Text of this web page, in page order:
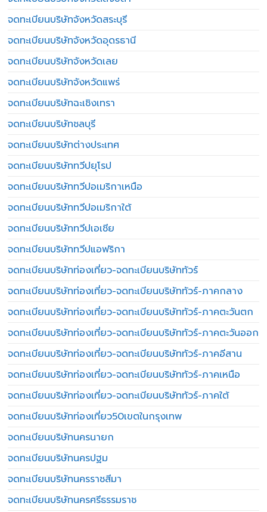
จดทะเบียนบริษัทจังหวัดสระบุรี
จดทะเบียนบริษัทจังหวัดอุดรธานี
จดทะเบียนบริษัทจังหวัดเลย
จดทะเบียนบริษัทจังหวัดแพร่
จดทะเบียนบริษัทฉะเชิงเทรา
จดทะเบียนบริษัทชลบุรี
จดทะเบียนบริษัทต่างประเทศ
จดทะเบียนบริษัททวีปยุโรป
จดทะเบียนบริษัททวีปอเมริกาเหนือ
จดทะเบียนบริษัททวีปอเมริกาใต้
จดทะเบียนบริษัททวีปเอเชีย
จดทะเบียนบริษัททวีปแอฟริกา
จดทะเบียนบริษัทท่องเที่ยว-จดทะเบียนบริษัททัวร์
จดทะเบียนบริษัทท่องเที่ยว-จดทะเบียนบริษัททัวร์-ภาคกลาง
จดทะเบียนบริษัทท่องเที่ยว-จดทะเบียนบริษัททัวร์-ภาคตะวันตก
จดทะเบียนบริษัทท่องเที่ยว-จดทะเบียนบริษัททัวร์-ภาคตะวันออก
จดทะเบียนบริษัทท่องเที่ยว-จดทะเบียนบริษัททัวร์-ภาคอีสาน
จดทะเบียนบริษัทท่องเที่ยว-จดทะเบียนบริษัททัวร์-ภาคเหนือ
จดทะเบียนบริษัทท่องเที่ยว-จดทะเบียนบริษัททัวร์-ภาคใต้
จดทะเบียนบริษัทท่องเที่ยว50เขตในกรุงเทพ
จดทะเบียนบริษัทนครนายก
จดทะเบียนบริษัทนครปฐม
จดทะเบียนบริษัทนครราชสีมา
จดทะเบียนบริษัทนครศรีธรรมราช